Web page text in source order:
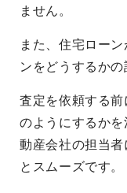
ません。
また、住宅ロー
ンをどうするかの
査定を依頼する
のようにするか
動産会社の担当
とスムーズです。